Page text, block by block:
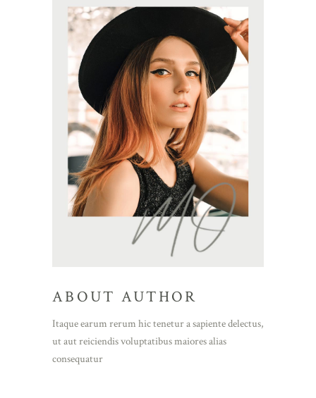
ABOUT AUTHOR
Itaque earum rerum hic tenetur a sapiente delectus,
ut aut reiciendis voluptatibus maiores alias
consequatur